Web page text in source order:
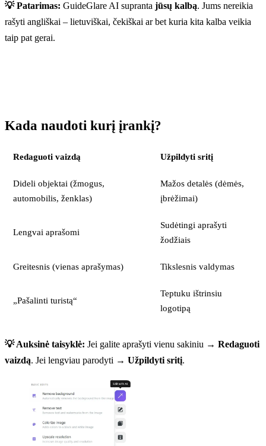
💡 Patarimas: GuideGlare AI supranta jūsų kalbą. Jums nereikia
rašyti angliškai – lietuviškai, čekiškai ar bet kuria kita kalba veikia
taip pat gerai.
Kada naudoti kurį įrankį?
Redaguoti vaizdą Užpildyti sritį
Dideli objektai (žmogus,
automobilis, ženklas)
Mažos detalės (dėmės,
įbrėžimai)
Lengvai aprašomi
Sudėtingi aprašyti
žodžiais
Greitesnis (vienas aprašymas) Tikslesnis valdymas
„Pašalinti turistą“
Teptuku ištrinsiu
logotipą
💡 Auksinė taisyklė: Jei galite aprašyti vienu sakiniu → Redaguoti
vaizdą. Jei lengviau parodyti → Užpildyti sritį.